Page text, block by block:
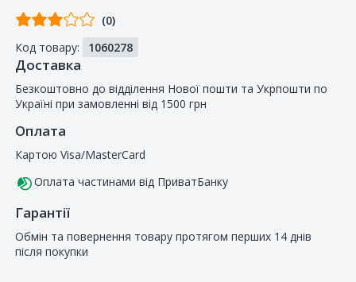
Відгуків
покупців
(0)
Код товару:
1060278
Доставка
Безкоштовно до відділення Нової пошти та Укрпошти по
Україні при замовленні від 1500 грн
Оплата
Картою Visa/MasterCard
Оплата частинами від ПриватБанку
Гарантії
Обмін та повернення товару протягом перших 14 днів
після покупки